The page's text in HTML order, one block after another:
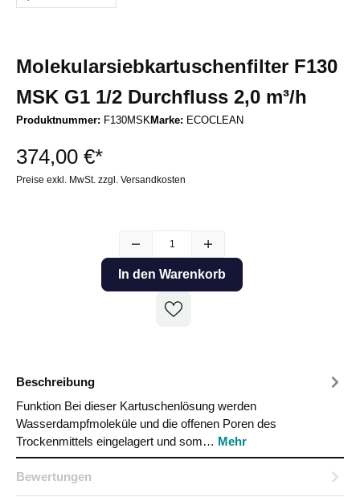
Molekularsiebkartuschenfilter F130
MSK G1 1/2 Durchfluss 2,0 m³/h
Produktnummer: F130MSK Marke: ECOCLEAN
374,00 €*
Preise exkl. MwSt. zzgl. Versandkosten
In den Warenkorb
Beschreibung
Funktion Bei dieser Kartuschenlösung werden
Wasserdampfmoleküle und die offenen Poren des
Trockenmittels eingelagert und som… Mehr
Bewertungen